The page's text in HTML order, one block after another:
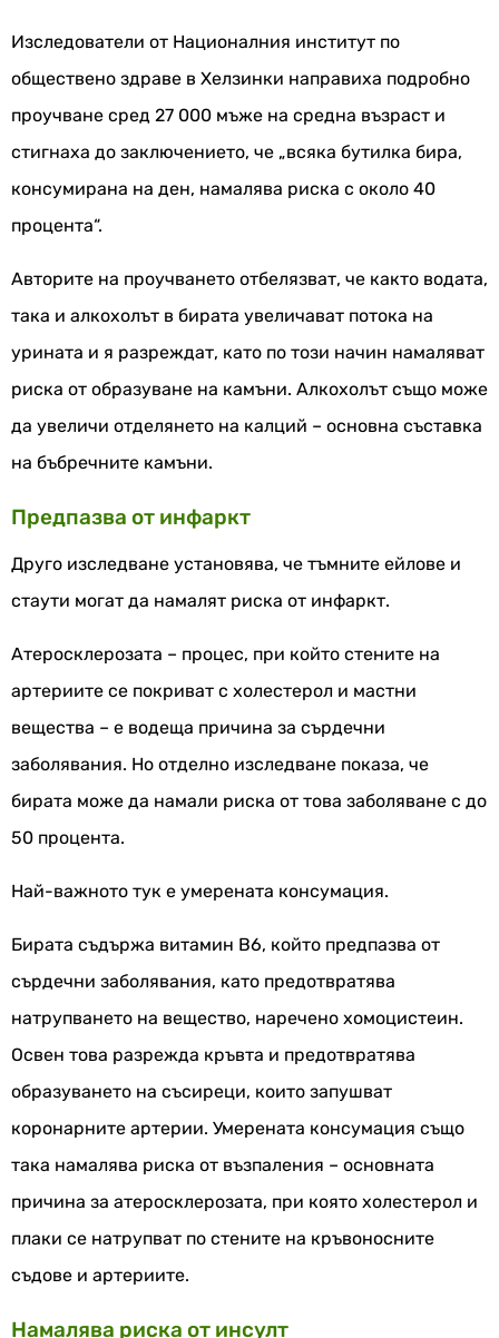
Изследователи от Националния институт по
обществено здраве в Хелзинки направиха подробно
проучване сред 27 000 мъже на средна възраст и
стигнаха до заключението, че „всяка бутилка бира,
консумирана на ден, намалява риска с около 40
процента“.
Авторите на проучването отбелязват, че както водата,
така и алкохолът в бирата увеличават потока на
урината и я разреждат, като по този начин намаляват
риска от образуване на камъни. Алкохолът също може
да увеличи отделянето на калций – основна съставка
на бъбречните камъни.
Предпазва от инфаркт
Друго изследване установява, че тъмните ейлове и
стаути могат да намалят риска от инфаркт.
Атеросклерозата – процес, при който стените на
артериите се покриват с холестерол и мастни
вещества – е водеща причина за сърдечни
заболявания. Но отделно изследване показа, че
бирата може да намали риска от това заболяване с до
50 процента.
Най-важното тук е умерената консумация.
Бирата съдържа витамин B6, който предпазва от
сърдечни заболявания, като предотвратява
натрупването на вещество, наречено хомоцистеин.
Освен това разрежда кръвта и предотвратява
образуването на съсиреци, които запушват
коронарните артерии. Умерената консумация също
така намалява риска от възпаления – основната
причина за атеросклерозата, при която холестерол и
плаки се натрупват по стените на кръвоносните
съдове и артериите.
Намалява риска от инсулт